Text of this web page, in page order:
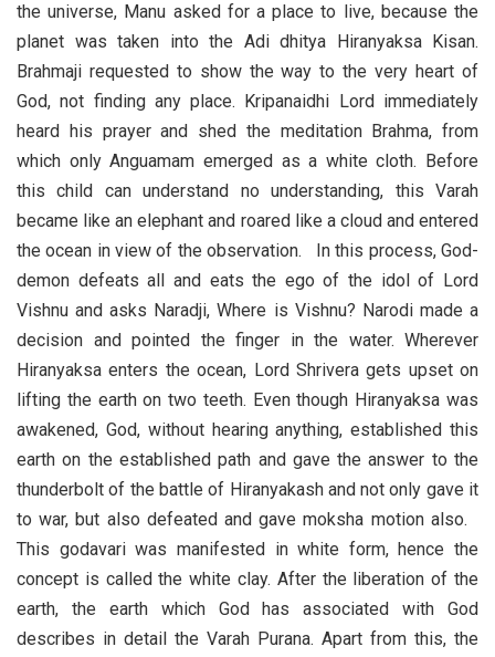
the universe, Manu asked for a place to live, because the
planet was taken into the Adi dhitya Hiranyaksa Kisan.
Brahmaji requested to show the way to the very heart of
God, not finding any place. Kripanaidhi Lord immediately
heard his prayer and shed the meditation Brahma, from
which only Anguamam emerged as a white cloth. Before
this child can understand no understanding, this Varah
became like an elephant and roared like a cloud and entered
the ocean in view of the observation. In this process, God-
demon defeats all and eats the ego of the idol of Lord
Vishnu and asks Naradji, Where is Vishnu? Narodi made a
decision and pointed the finger in the water. Wherever
Hiranyaksa enters the ocean, Lord Shrivera gets upset on
lifting the earth on two teeth. Even though Hiranyaksa was
awakened, God, without hearing anything, established this
earth on the established path and gave the answer to the
thunderbolt of the battle of Hiranyakash and not only gave it
to war, but also defeated and gave moksha motion also.
This godavari was manifested in white form, hence the
concept is called the white clay. After the liberation of the
earth, the earth which God has associated with God
describes in detail the Varah Purana. Apart from this, the